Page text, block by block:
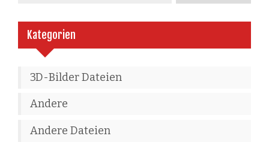
Kategorien
3D-Bilder Dateien
Andere
Andere Dateien